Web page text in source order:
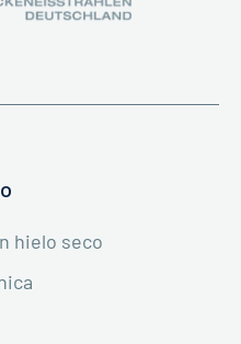
hielo seco